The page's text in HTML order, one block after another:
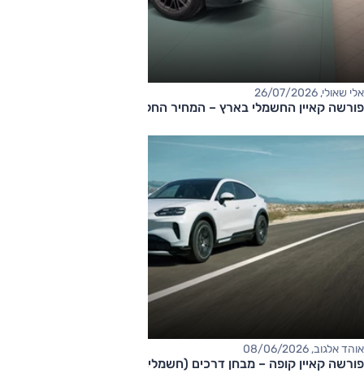
אלי שאולי, 26/07/2026
פורשה קאיין החשמלי בארץ – המחיר החל מ-737,000 שקלים
אוהד אלגוב, 08/06/2026
פורשה קאיין קופה – מבחן דרכים (חשמלי, השקה עולמית)